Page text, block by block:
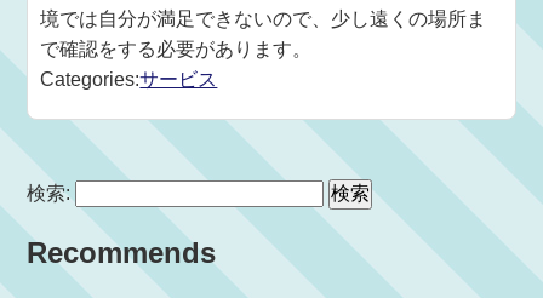
境では自分が満足できないので、少し遠くの場所ま
で確認をする必要があります。
Categories:サービス
検索:
Recommends